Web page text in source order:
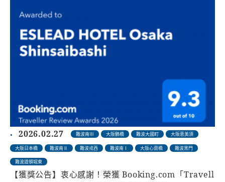
2026.02.27 難波南Ⅲ 大阪鶴橋 難波大國町 大阪恵美須
大阪日本橋 難波南Ⅱ 難波戎西 難波南Ⅰ 大阪心齋橋 難波黑門
難波道頓堀東
【獲獎公告】衷心感謝！榮獲 Booking.com「Travell